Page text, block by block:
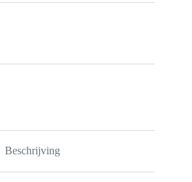
Beschrijving